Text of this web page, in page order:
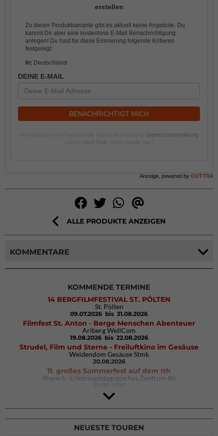
erstellen
Zu dieser Produktvariante gibt es aktuell keine Angebote. Du
kannst Dir aber eine kostenlose E-Mail Benachrichtigung
anlegen! Du hast für diese Erinnerung folgende Kritieren
festgelegt:
In: Deutschland
DEINE E-MAIL
BENACHRICHTIGT MICH
Datenschutzerklärung
Anzeige, powered by OUTTRA
ALLE PRODUKTE ANZEIGEN
KOMMENTARE
KOMMENDE TERMINE
14 BERGFILMFESTIVAL ST. PÖLTEN
St. Pölten
09.07.2026 bis 31.08.2026
Filmfest St. Anton - Berge Menschen Abenteuer
Arlberg WellCom
19.08.2026 bis 22.08.2026
Strudel, Film und Sterne - Freiluftkino im Gesäuse
Weidendom Gesäuse Stmk
20.08.2026
11. großes Sommerfest auf dem Ith
Ithwerk- Erlebnispädagogisches Zentrum Ith
4Blocs KIDS 2026
DAV Kletter- & Boulderzentrum München Süd (Thalkirchen)
26.09.2026
NEUESTE TOUREN